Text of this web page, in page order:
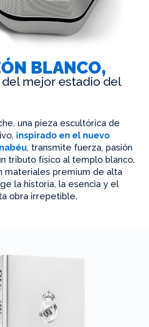
BLANCO,
mejor estadio del
una pieza escultórica de
inspirado en el nuevo
, transmite fuerza, pasión
tributo físico al templo blanco.
materiales premium de alta
la historia, la esencia y el
obra irrepetible.